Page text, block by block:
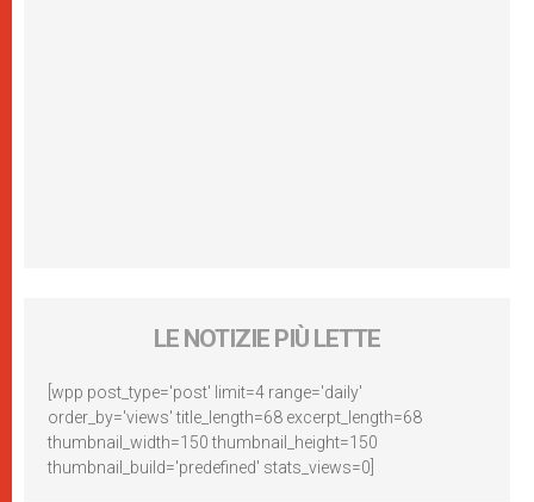
LE NOTIZIE PIÙ LETTE
[wpp post_type='post' limit=4 range='daily'
order_by='views' title_length=68 excerpt_length=68
thumbnail_width=150 thumbnail_height=150
thumbnail_build='predefined' stats_views=0]